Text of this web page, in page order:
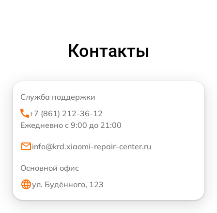
Контакты
Служба поддержки
+7 (861) 212-36-12
Ежедневно с 9:00 до 21:00
info@krd.xiaomi-repair-center.ru
Основной офис
ул. Будённого, 123